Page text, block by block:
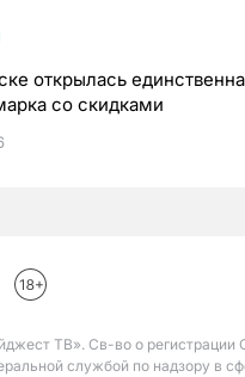
открылась
со скидками
ТВ». Св-во о
службой по надзору в